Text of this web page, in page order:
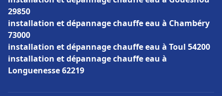
29850
installation et dépannage chauffe eau à Chambéry
73000
installation et dépannage chauffe eau à Toul 54200
installation et dépannage chauffe eau à
Longuenesse 62219